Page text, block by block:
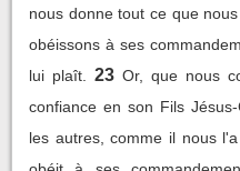
nous donne tout ce que
obéissons à ses
lui plaît.
23 Or, que nous
confiance en son Fils
les autres, comme il nous